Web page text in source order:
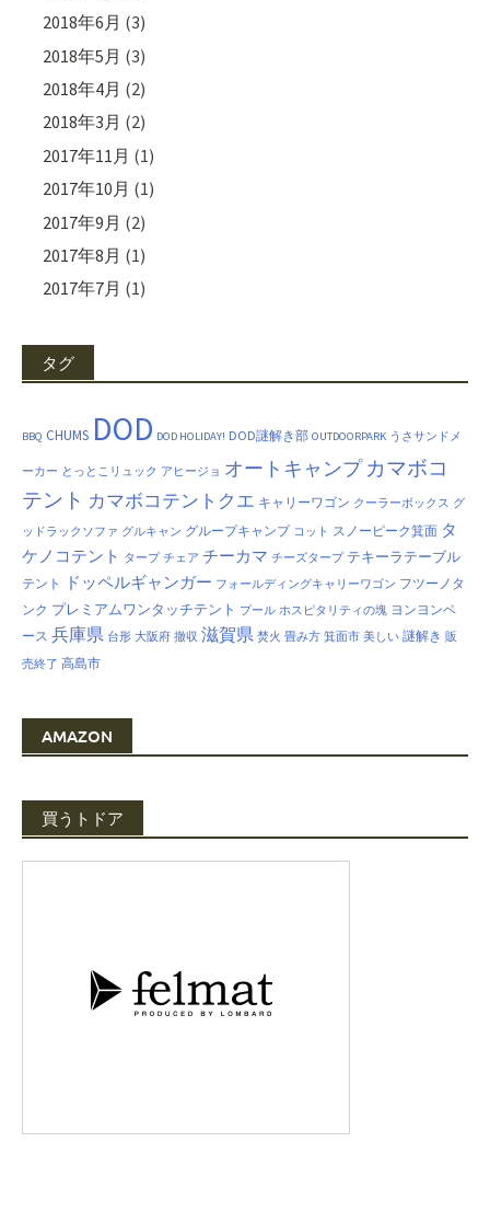
2018年6月 (3)
2018年5月 (3)
2018年4月 (2)
2018年3月 (2)
2017年11月 (1)
2017年10月 (1)
2017年9月 (2)
2017年8月 (1)
2017年7月 (1)
タグ
BBQ CHUMS DOD DOD HOLIDAY! DOD謎解き部 OUTDOORPARK うさサンドメ
ーカー とっとこリュック アヒージョ オートキャンプ カマボコ
テント カマボコテントクエ キャリーワゴン クーラーボックス グ
ッドラックソファ グルキャン グループキャンプ コット スノーピーク箕面 タ
ケノコテント タープ チェア チーカマ チーズタープ テキーラテーブル
テント ドッペルギャンガー フォールディングキャリーワゴン フツーノタ
ンク プレミアムワンタッチテント プール ホスピタリティの塊 ヨンヨンベ
ース 兵庫県 台形 大阪府 撤収 滋賀県 焚火 畳み方 箕面市 美しい 謎解き 販
売終了 高島市
AMAZON
買うトドア